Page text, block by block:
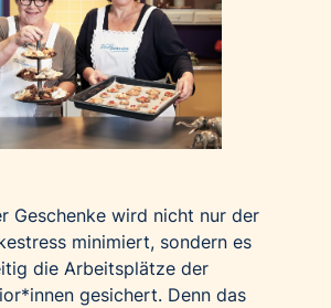
Geschenke wird nicht nur der
minimiert, sondern es
die Arbeitsplätze der
gesichert. Denn das